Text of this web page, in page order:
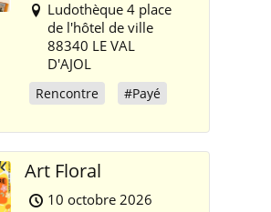
Ludothèque 4 place
de l'hôtel de ville
88340 LE VAL
D'AJOL
Rencontre #Payé
Art Floral
10 octobre 2026